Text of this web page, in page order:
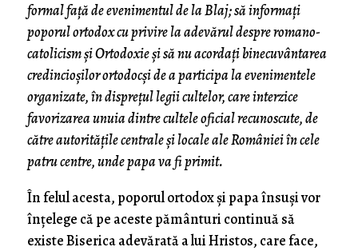
formal față de evenimentul de la Blaj; să informați
poporul ortodox cu privire la adevărul despre romano-
catolicism și Ortodoxie și să nu acordați binecuvântarea
credincioșilor ortodocși de a participa la evenimentele
organizate, în disprețul legii cultelor, care interzice
favorizarea unuia dintre cultele oficial recunoscute, de
către autoritățile centrale și locale ale României în cele
patru centre, unde papa va fi primit.
În felul acesta, poporul ortodox și papa însuși vor
înțelege că pe aceste pământuri continuă să
existe Biserica adevărată a lui Hristos, care face,